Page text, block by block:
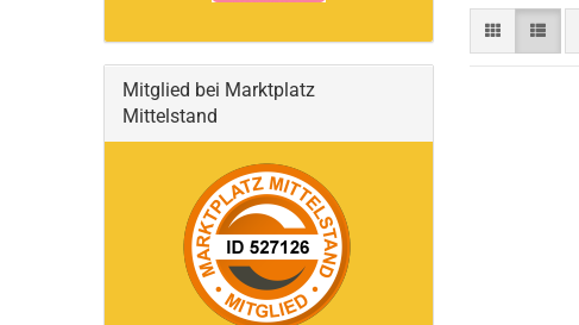
Mitglied bei Marktplatz
Mittelstand